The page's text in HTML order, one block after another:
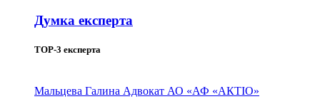
Думка експерта
TOP-3 експерта
Мальцева Галина Адвокат АО «АФ «АКТІО»